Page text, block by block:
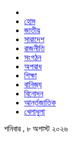
হোম
জাতীয়
সারাদেশ
রাজনীতি
সংগঠন
অপরাধ
শিক্ষা
বানিজ্য
বিনোদন
আর্ন্তজাতিক
খেলাধুলা
শনিবার , ৮ অগাস্ট ২০২৬